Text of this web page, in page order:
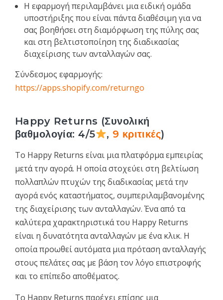
Η εφαρμογή περιλαμβάνει μια ειδική ομάδα
υποστήριξης που είναι πάντα διαθέσιμη για να
σας βοηθήσει στη διαμόρφωση της πύλης σας
και στη βελτιστοποίηση της διαδικασίας
διαχείρισης των ανταλλαγών σας.
Σύνδεσμος εφαρμογής:
https://apps.shopify.com/returngo
Happy Returns (Συνολική
βαθμολογία: 4/5
, 9 κριτικές)
Το Happy Returns είναι μια πλατφόρμα εμπειρίας
μετά την αγορά. Η οποία στοχεύει στη βελτίωση
πολλαπλών πτυχών της διαδικασίας μετά την
αγορά ενός καταστήματος, συμπεριλαμβανομένης
της διαχείρισης των ανταλλαγών. Ένα από τα
καλύτερα χαρακτηριστικά του Happy Returns
είναι η δυνατότητα ανταλλαγών με ένα κλικ. Η
οποία προωθεί αυτόματα μια πρόταση ανταλλαγής
στους πελάτες σας με βάση τον λόγο επιστροφής
και το επίπεδο αποθέματος.
Το Happy Returns παρέχει επίσης μια